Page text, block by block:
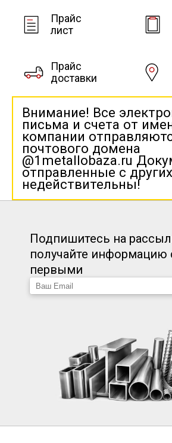
Прайс
лист
Прайс
доставки
Внимание! Все
письма и счета от
компании
почтового домена
@1metallobaza.ru
отправленные с
недействительны!
Подпишитесь на
получайте информацию
первыми